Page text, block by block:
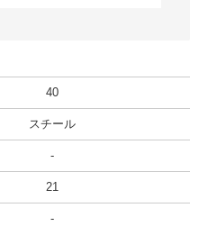
40
スチール
-
21
-